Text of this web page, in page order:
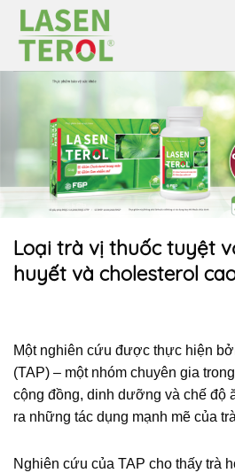
Skip
content
Loại trà vị thuốc tuyệt
huyết và cholesterol
Một nghiên cứu được thực hiện
(TAP) – một nhóm chuyên gia
cộng đồng, dinh dưỡng và chế độ
ra những tác dụng mạnh mẽ của
Nghiên cứu của TAP cho thấy trà